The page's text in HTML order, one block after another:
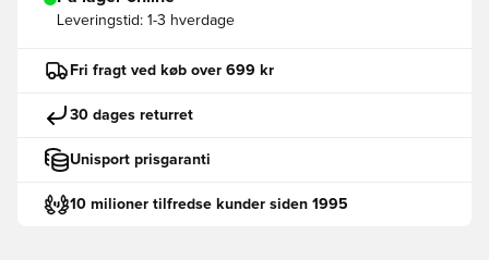
Leveringstid: 1-3 hverdage
Fri fragt ved køb over 699 kr
30 dages returret
Unisport prisgaranti
10 milioner tilfredse kunder siden 1995